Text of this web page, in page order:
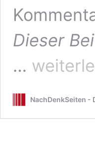
Dieser
…
Wahlmotiv:
Corona
NachDenkSeiten -